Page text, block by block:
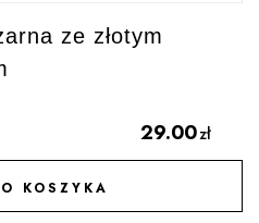
ze złotym
29.00zł
KOSZYKA
ULUBIONYCH